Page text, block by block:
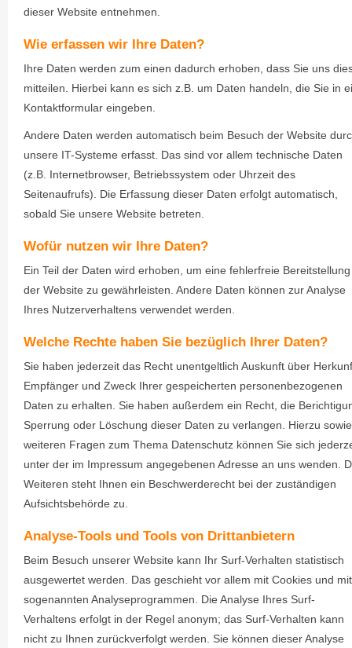
dieser Website entnehmen.
Wie erfassen wir Ihre Daten?
Ihre Daten werden zum einen dadurch erhoben, dass Sie uns
mitteilen. Hierbei kann es sich z.B. um Daten handeln, die Sie in
Kontaktformular eingeben.
Andere Daten werden automatisch beim Besuch der Website
unsere IT-Systeme erfasst. Das sind vor allem technische Daten
(z.B. Internetbrowser, Betriebssystem oder Uhrzeit des
Seitenaufrufs). Die Erfassung dieser Daten erfolgt automatisch,
sobald Sie unsere Website betreten.
Wofür nutzen wir Ihre Daten?
Ein Teil der Daten wird erhoben, um eine fehlerfreie Bereitstellung
der Website zu gewährleisten. Andere Daten können zur Analyse
Ihres Nutzerverhaltens verwendet werden.
Welche Rechte haben Sie bezüglich Ihrer Daten?
Sie haben jederzeit das Recht unentgeltlich Auskunft über
Empfänger und Zweck Ihrer gespeicherten personenbezogenen
Daten zu erhalten. Sie haben außerdem ein Recht, die
Sperrung oder Löschung dieser Daten zu verlangen. Hierzu
weiteren Fragen zum Thema Datenschutz können Sie sich
unter der im Impressum angegebenen Adresse an uns wenden.
Weiteren steht Ihnen ein Beschwerderecht bei der zuständigen
Aufsichtsbehörde zu.
Analyse-Tools und Tools von Drittanbietern
Beim Besuch unserer Website kann Ihr Surf-Verhalten statistisch
ausgewertet werden. Das geschieht vor allem mit Cookies und mit
sogenannten Analyseprogrammen. Die Analyse Ihres Surf-
Verhaltens erfolgt in der Regel anonym; das Surf-Verhalten kann
nicht zu Ihnen zurückverfolgt werden. Sie können dieser Analyse